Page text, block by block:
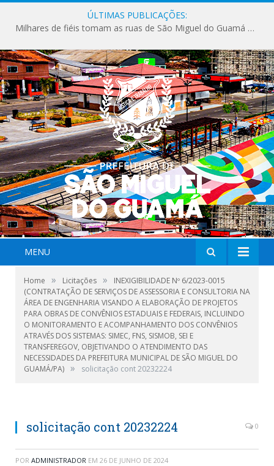
ÚLTIMAS PUBLICAÇÕES:
Milhares de fiéis tomam as ruas de São Miguel do Guamá em uma grande celebração de fé na Marcha para Jesus 2026.
MENU
Home » Licitações »
INEXIGIBILIDADE Nº 6/2023-0015
(CONTRATAÇÃO DE SERVIÇOS DE ASSESSORIA E CONSULTORIA NA
ÁREA DE ENGENHARIA VISANDO A ELABORAÇÃO DE PROJETOS
PARA OBRAS DE CONVÊNIOS ESTADUAIS E FEDERAIS, INCLUINDO
O MONITORAMENTO E ACOMPANHAMENTO DOS CONVÊNIOS
ATRAVÉS DOS SISTEMAS: SIMEC, FNS, SISMOB, SEI E
TRANSFEREGOV, OBJETIVANDO O ATENDIMENTO DAS
NECESSIDADES DA PREFEITURA MUNICIPAL DE SÃO MIGUEL DO
GUAMÁ/PA) » solicitação cont 20232224
solicitação cont 20232224 0
POR ADMINISTRADOR EM 26 DE JUNHO DE 2024